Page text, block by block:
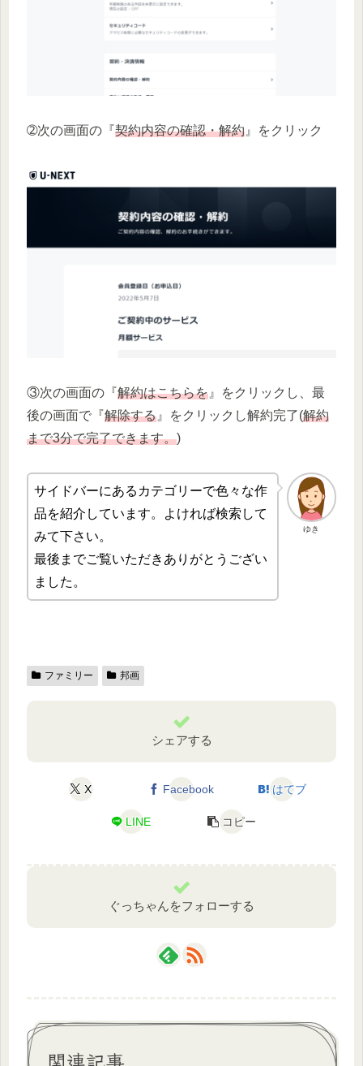
➁次の画面の『契約内容の確認・解約 』をクリック
③次の画面の『解約はこちらを 』をクリックし、最
後の画面で『解除する 』をクリックし解約完了(解約
まで3分で完了できます。)
ゆき
サイドバーにあるカテゴリーで色々な作
品を紹介しています。よければ検索して
みて下さい。
最後までご覧いただきありがとうござい
ました。
ファミリー 邦画
シェアする
X Facebook はてブ
LINE コピー
ぐっちゃんをフォローする